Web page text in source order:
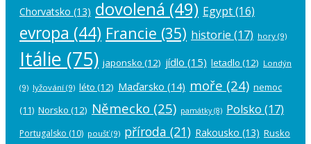
Chorvatsko (13) dovolená (49) Egypt(16)
evropa (44) Francie (35) historie (17) hory (9)
Itálie (75) japonsko (12) jídlo (15) letadlo (12) Londýn
(9) lyžování (9) léto (12) Maďarsko (14) moře (24) nemoc
(11) Norsko (12) Německo (25) památky(8) Polsko (17)
Portugalsko (10) poušť(9) příroda (21) Rakousko (13) Rusko